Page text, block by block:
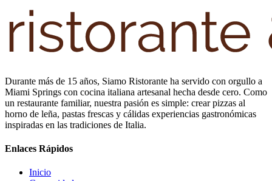
Durante más de 15 años, Siamo Ristorante ha servido con orgullo a
Miami Springs con cocina italiana artesanal hecha desde cero. Como
un restaurante familiar, nuestra pasión es simple: crear pizzas al
horno de leña, pastas frescas y cálidas experiencias gastronómicas
inspiradas en las tradiciones de Italia.
Enlaces Rápidos
Inicio